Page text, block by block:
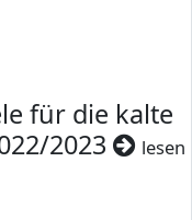
für die kalte
2023
lesen